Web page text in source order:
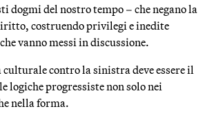
dogmi del nostro tempo – che negano la
costruendo privilegi e inedite
vanno messi in discussione.
contro la sinistra deve essere il
logiche progressiste non solo nei
nella forma.